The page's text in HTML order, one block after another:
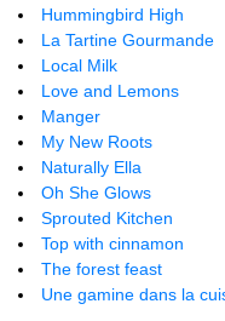
Hummingbird High
La Tartine Gourmande
Local Milk
Love and Lemons
Manger
My New Roots
Naturally Ella
Oh She Glows
Sprouted Kitchen
Top with cinnamon
The forest feast
Une gamine dans la